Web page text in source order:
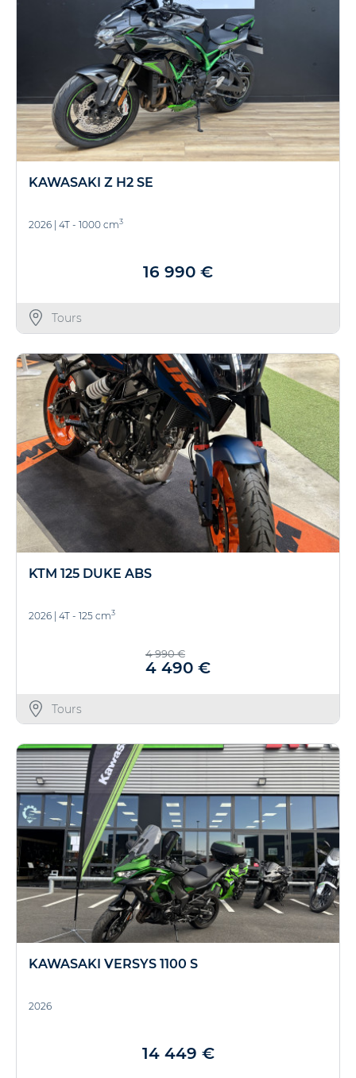
KAWASAKI Z H2 SE
2026 4T - 1000 cm3
16 990 €
Tours
KTM 125 DUKE ABS
2026 | 4T - 125 cm3
4 990 €
4 490 €
Tours
KAWASAKI VERSYS 1100 S
2026
14 449 €